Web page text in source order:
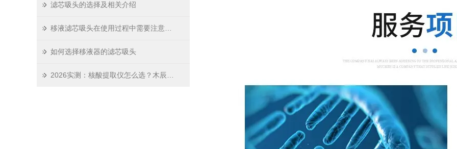
滤芯吸头的选择及相关介绍
如何选择移液器的滤芯吸头